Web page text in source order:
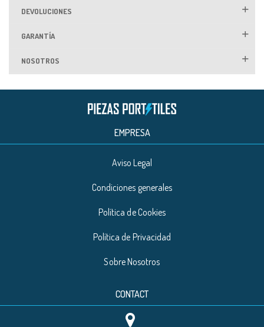
DEVOLUCIONES
GARANTÍA
NOSOTROS
EMPRESA
Aviso Legal
Condiciones generales
Política de Cookies
Política de Privacidad
Sobre Nosotros
CONTACT